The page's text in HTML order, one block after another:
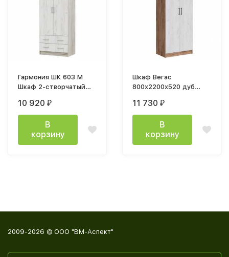
Гармония ШК 603 М
Шкаф 2-створчатый
крафт серый / дуб
крафт белый
10 920 ₽
В
корзину
Шкаф Вегас
800x2200x520 дуб
крафт белый
11 730 ₽
В
корзину
2009-2026 © ООО "ВМ-Аспект"